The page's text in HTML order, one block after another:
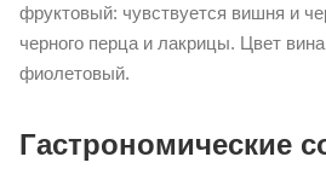
фруктовый: чувствуется вишня и
черного перца и лакрицы. Цвет
фиолетовый.
Гастрономические